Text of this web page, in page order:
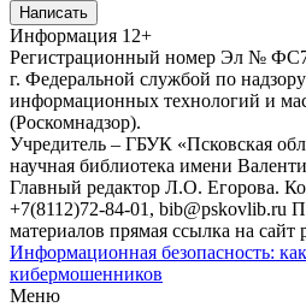
Написать
Информация 12+
Регистрационный номер Эл №
г. Федеральной службой по
информационных технологий и
(Роскомнадзор).
Учредитель – ГБУК «Псковская
научная библиотека имени
Главный редактор Л.О. Егорова.
+7(8112)72-84-01, bib@pskovlib.ru
материалов прямая ссылка на сайт
Информационная безопасность:
кибермошенников
Меню